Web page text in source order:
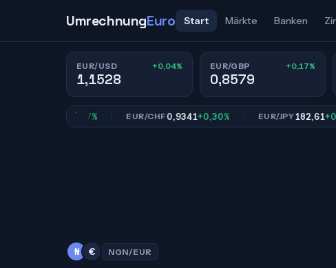
UmrechnungEuro Start Märkte Banken
EUR/USD +0,04%
1,1528
EUR/GBP +0,17%
0,8579
EUR/CHF0,9341+0,30% EUR/JPY182,61+0,05%
₦ € NGN/EUR